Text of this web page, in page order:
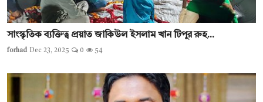
সাংস্কৃতিক ব্যক্তিত্ব প্রয়াত জাকিউল ইসলাম খান টিপুর রুহ...
forhad Dec 23, 2025 0 54